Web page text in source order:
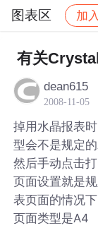
图表区 加入
社区 图表区
有关
dean615
2008-11-05
掉用水晶报表
型会不是规定
然后手动点击
页面设置就是
表页面的情况
页面类型是A4